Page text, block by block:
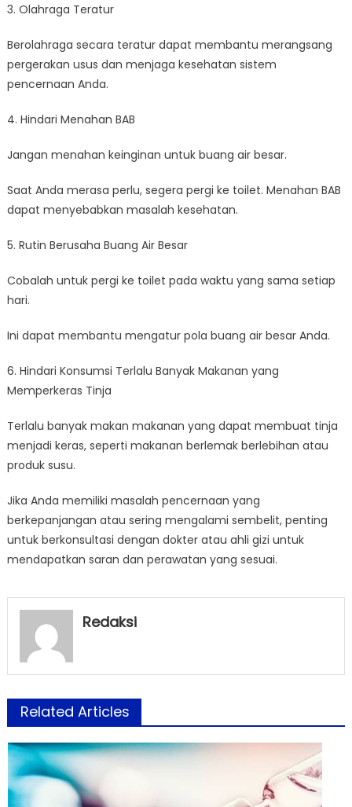
3. Olahraga Teratur
Berolahraga secara teratur dapat membantu merangsang
pergerakan usus dan menjaga kesehatan sistem
pencernaan Anda.
4. Hindari Menahan BAB
Jangan menahan keinginan untuk buang air besar.
Saat Anda merasa perlu, segera pergi ke toilet. Menahan BAB
dapat menyebabkan masalah kesehatan.
5. Rutin Berusaha Buang Air Besar
Cobalah untuk pergi ke toilet pada waktu yang sama setiap
hari.
Ini dapat membantu mengatur pola buang air besar Anda.
6. Hindari Konsumsi Terlalu Banyak Makanan yang
Memperkeras Tinja
Terlalu banyak makan makanan yang dapat membuat tinja
menjadi keras, seperti makanan berlemak berlebihan atau
produk susu.
Jika Anda memiliki masalah pencernaan yang
berkepanjangan atau sering mengalami sembelit, penting
untuk berkonsultasi dengan dokter atau ahli gizi untuk
mendapatkan saran dan perawatan yang sesuai.
Redaksi
Related Articles